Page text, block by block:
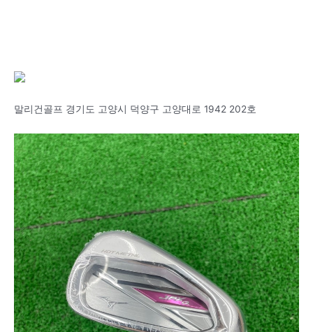
말리건골프 경기도 고양시 덕양구 고양대로 1942 202호